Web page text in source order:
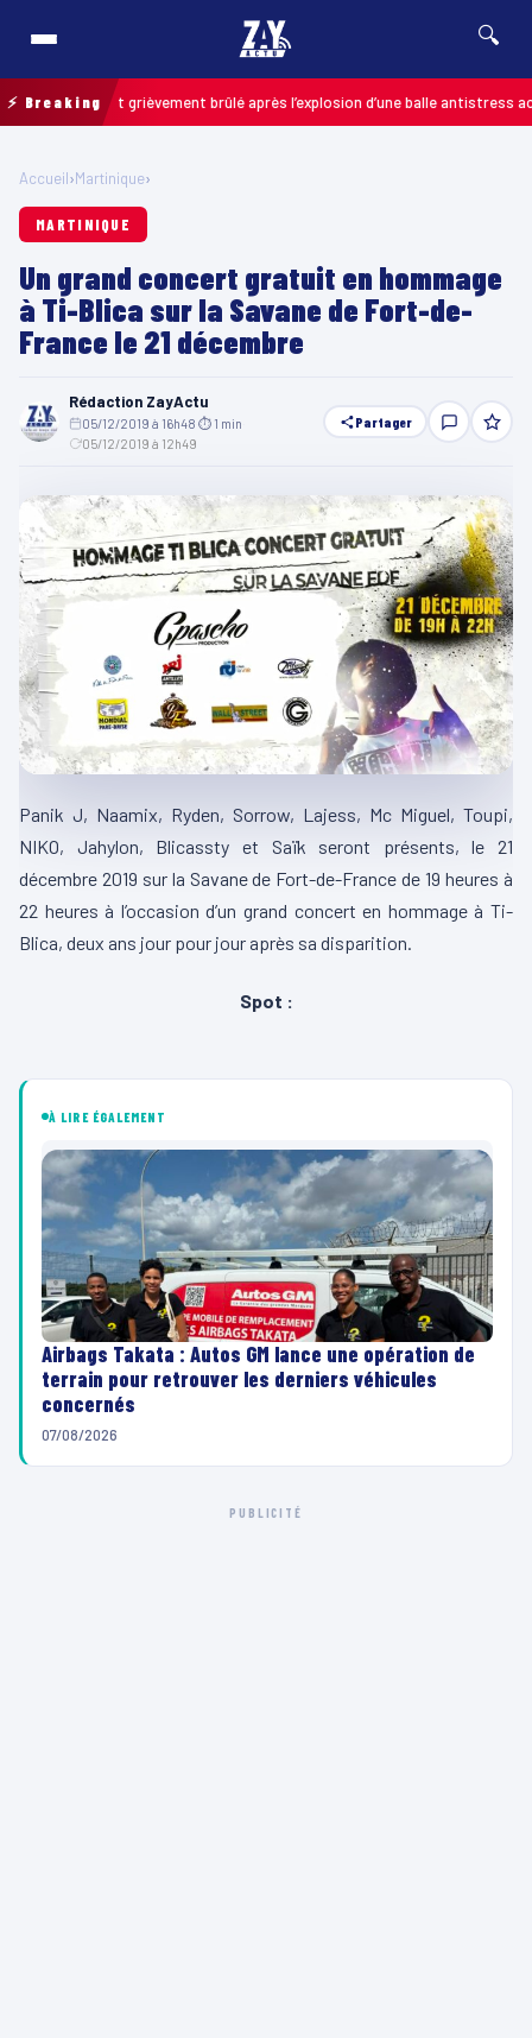
🔍
⚡ Breaking
un enfant grièvement brûlé après l’explosion d’une balle antistress
Accueil›Martinique›
MARTINIQUE
Un grand concert gratuit en hommage
à Ti-Blica sur la Savane de Fort-de-
France le 21 décembre
Rédaction ZayActu
05/12/2019 à 16h48 ⏱ 1 min
05/12/2019 à 12h49
Partager
Panik J, Naamix, Ryden, Sorrow, Lajess, Mc Miguel, Toupi,
NIKO, Jahylon, Blicassty et Saïk seront présents, le 21
décembre 2019 sur la Savane de Fort-de-France de 19 heures à
22 heures à l’occasion d’un grand concert en hommage à Ti-
Blica, deux ans jour pour jour après sa disparition.
Spot :
e
À LIRE ÉGALEMENT
Airbags Takata : Autos GM lance une opération de
terrain pour retrouver les derniers véhicules
concernés
07/08/2026
PUBLICITÉ